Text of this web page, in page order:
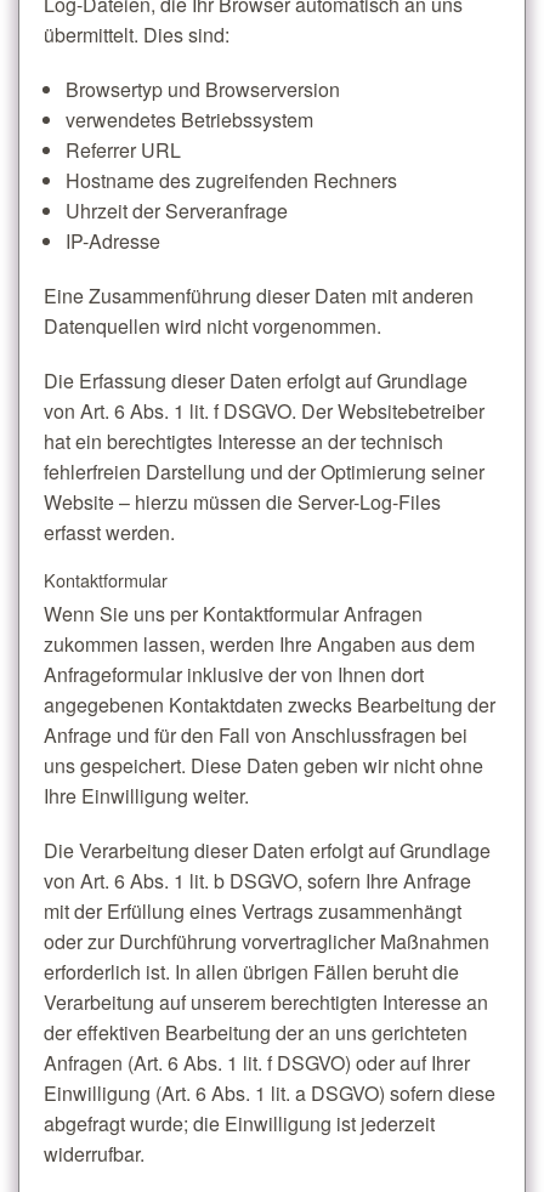
übermittelt. Dies sind:
Browsertyp und Browserversion
verwendetes Betriebssystem
Referrer URL
Hostname des zugreifenden Rechners
Uhrzeit der Serveranfrage
IP-Adresse
Eine Zusammenführung dieser Daten mit anderen
Datenquellen wird nicht vorgenommen.
Die Erfassung dieser Daten erfolgt auf Grundlage
von Art. 6 Abs. 1 lit. f DSGVO. Der Websitebetreiber
hat ein berechtigtes Interesse an der technisch
fehlerfreien Darstellung und der Optimierung seiner
Website – hierzu müssen die Server-Log-Files
erfasst werden.
Kontaktformular
Wenn Sie uns per Kontaktformular Anfragen
zukommen lassen, werden Ihre Angaben aus dem
Anfrageformular inklusive der von Ihnen dort
angegebenen Kontaktdaten zwecks Bearbeitung der
Anfrage und für den Fall von Anschlussfragen bei
uns gespeichert. Diese Daten geben wir nicht ohne
Ihre Einwilligung weiter.
Die Verarbeitung dieser Daten erfolgt auf Grundlage
von Art. 6 Abs. 1 lit. b DSGVO, sofern Ihre Anfrage
mit der Erfüllung eines Vertrags zusammenhängt
oder zur Durchführung vorvertraglicher Maßnahmen
erforderlich ist. In allen übrigen Fällen beruht die
Verarbeitung auf unserem berechtigten Interesse an
der effektiven Bearbeitung der an uns gerichteten
Anfragen (Art. 6 Abs. 1 lit. f DSGVO) oder auf Ihrer
Einwilligung (Art. 6 Abs. 1 lit. a DSGVO) sofern diese
abgefragt wurde; die Einwilligung ist jederzeit
widerrufbar.